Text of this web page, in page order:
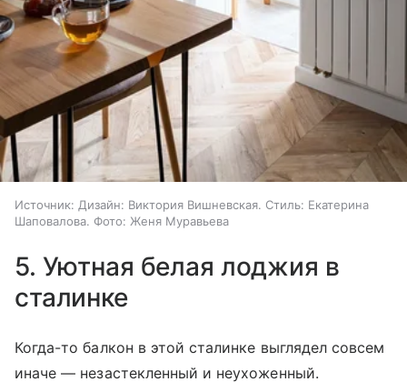
Источник: Дизайн: Виктория Вишневская. Стиль: Екатерина
Шаповалова. Фото: Женя Муравьева
5. Уютная белая лоджия в
сталинке
Когда-то балкон в этой сталинке выглядел совсем
иначе — незастекленный и неухоженный.